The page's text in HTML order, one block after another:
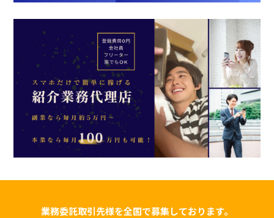
業務委託取引先様を全国で募集しております。